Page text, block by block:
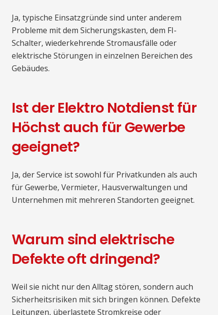
Ja, typische Einsatzgründe sind unter anderem
Probleme mit dem Sicherungskasten, dem FI-
Schalter, wiederkehrende Stromausfälle oder
elektrische Störungen in einzelnen Bereichen des
Gebäudes.
Ist der Elektro Notdienst für
Höchst auch für Gewerbe
geeignet?
Ja, der Service ist sowohl für Privatkunden als auch
für Gewerbe, Vermieter, Hausverwaltungen und
Unternehmen mit mehreren Standorten geeignet.
Warum sind elektrische
Defekte oft dringend?
Weil sie nicht nur den Alltag stören, sondern auch
Sicherheitsrisiken mit sich bringen können. Defekte
Leitungen, überlastete Stromkreise oder